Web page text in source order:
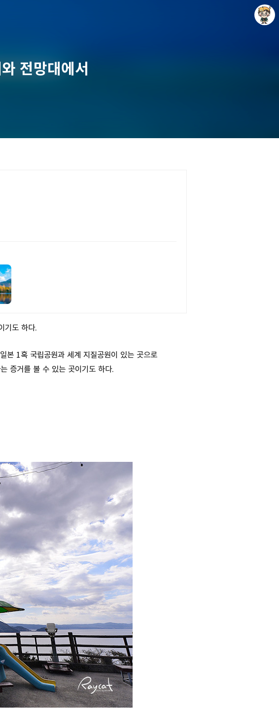
전망대에서
기도 하다.
본 1혹 국립공원과 세계 지질공원이 있는 곳으로
증거를 볼 수 있는 곳이기도 하다.